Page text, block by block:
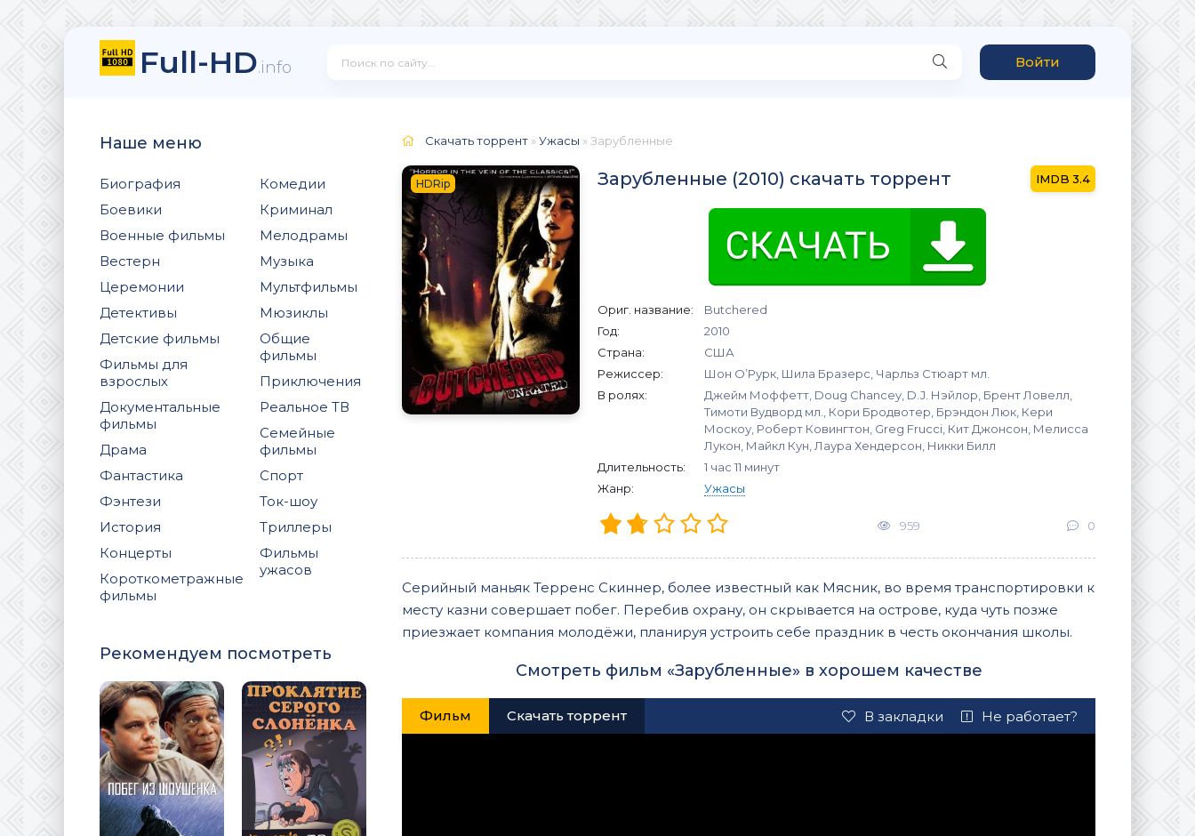
Full-HD.info Войти
Наше меню
Биография
Боевики
Военные фильмы
Вестерн
Церемонии
Детективы
Детские фильмы
Фильмы для
взрослых
Документальные
фильмы
Драма
Фантастика
Фэнтези
История
Концерты
Короткометражные
фильмы
Комедии
Криминал
Мелодрамы
Музыка
Мультфильмы
Мюзиклы
Общие
фильмы
Приключения
Реальное ТВ
Семейные
фильмы
Спорт
Ток-шоу
Триллеры
Фильмы
ужасов
Рекомендуем посмотреть
Скачать торрент »Ужасы » Зарубленные
HDRip Зарубленные (2010) скачать торрент 3.4
Ориг. название:
Butchered
Год:
2010
Страна:
США
Режиссер:
Шон О’Рурк, Шила Бразерс, Чарльз Стюарт мл.
В ролях:
Джейм Моффетт, Doug Chancey, D.J. Нэйлор, Брент Ловелл,
Тимоти Вудворд мл., Кори Бродвотер, Брэндон Люк, Кери
Москоу, Роберт Ковингтон, Greg Frucci, Кит Джонсон, Мелисса
Лукон, Майкл Кун, Лаура Хендерсон, Никки Билл
Длительность:
1 час 11 минут
Жанр:
Ужасы
959 0
Серийный маньяк Терренс Скиннер, более известный как Мясник, во время транспортировки к
месту казни совершает побег. Перебив охрану, он скрывается на острове, куда чуть позже
приезжает компания молодёжи, планируя устроить себе праздник в честь окончания школы.
Смотреть фильм «Зарубленные» в хорошем качестве
Фильм Скачать торрент В закладки Не работает?